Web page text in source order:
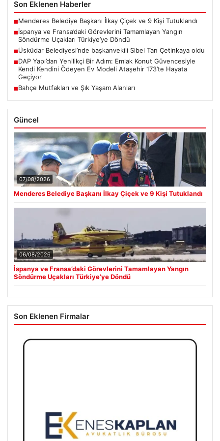
Son Eklenen Haberler
■Menderes Belediye Başkanı İlkay Çiçek ve 9 Kişi Tutuklandı
■İspanya ve Fransa’daki Görevlerini Tamamlayan Yangın
Söndürme Uçakları Türkiye’ye Döndü
■Üsküdar Belediyesi’nde başkanvekili Sibel Tan Çetinkaya oldu
■DAP Yapı’dan Yenilikçi Bir Adım: Emlak Konut Güvencesiyle
Kendi Kendini Ödeyen Ev Modeli Ataşehir 173’te Hayata
Geçiyor
■Bahçe Mutfakları ve Şık Yaşam Alanları
Güncel
07/08/2026
Menderes Belediye Başkanı İlkay Çiçek ve 9 Kişi Tutuklandı
06/08/2026
İspanya ve Fransa’daki Görevlerini Tamamlayan Yangın
Söndürme Uçakları Türkiye’ye Döndü
Son Eklenen Firmalar